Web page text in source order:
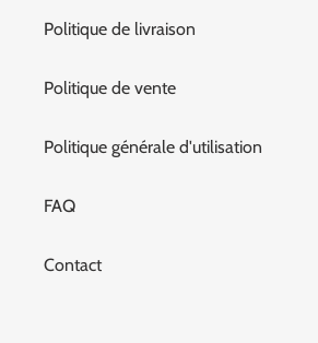
Politique de livraison
Politique de vente
Politique générale d'utilisation
FAQ
Contact